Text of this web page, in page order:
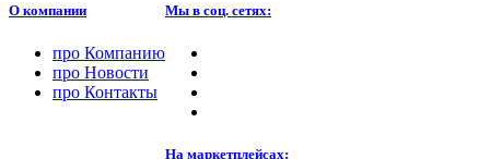
О компании
про Компанию
про Новости
про Контакты
Мы в соц. сетях:
На маркетплейсах: